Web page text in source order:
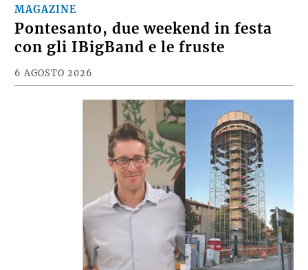
MAGAZINE
Pontesanto, due weekend in festa
con gli IBigBand e le fruste